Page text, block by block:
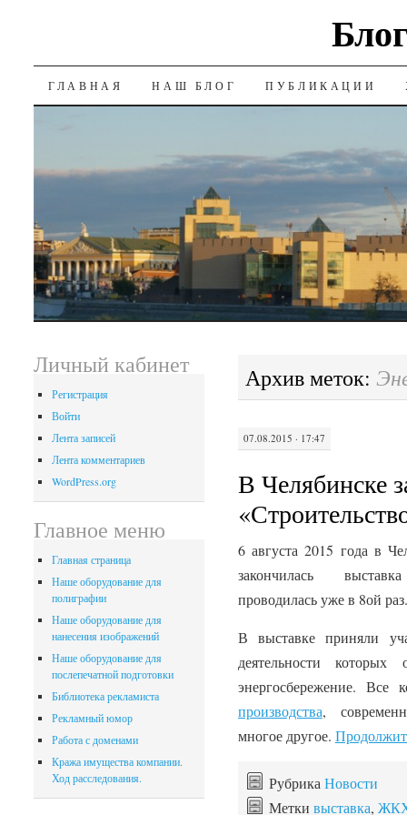
SKIP
ГЛАВНАЯ НАШ БЛОГ ПУБЛИКАЦИИ
Архив меток:
07.08.2015 · 17:47
В Челябинске
6 августа 2015 года в
закончилась
проводилась уже в 8ой раз.
В выставке приняли
деятельности
энергосбережение. Все
производства,
многое другое.
Рубрика Новости
Метки выставка,
Личный кабинет
Регистрация
Войти
Лента записей
Лента комментариев
WordPress.org
Главное меню
Главная страница
Наше оборудование для
полиграфии
Наше оборудование для
нанесения изображений
Наше оборудование для
послепечатной подготовки
Библиотека рекламиста
Рекламный юмор
Работа с доменами
Кража имущества компании.
Ход расследования.